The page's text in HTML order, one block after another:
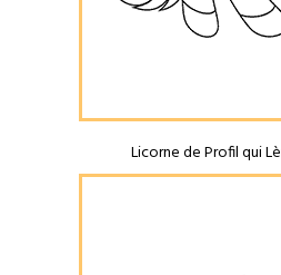
Licorne de Profil qui